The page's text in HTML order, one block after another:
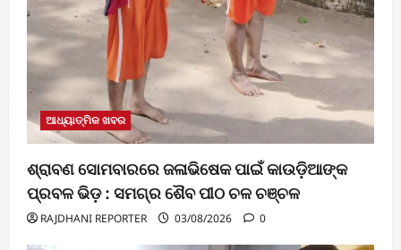
ଆଧ୍ୟାତ୍ମିକ ଖବର
ଶ୍ରାବଣ ସୋମବାରରେ ଜଳାଭିଷେକ ପାଇଁ କାଉଡ଼ିଆଙ୍କ
ପ୍ରବଳ ଭିଡ଼ : ସମଗ୍ର ଶୈବ ପୀଠ ଚଳ ଚଞ୍ଚଳ
RAJDHANI REPORTER 03/08/2026 0